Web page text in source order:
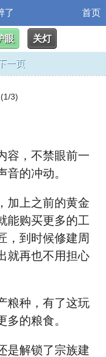
了 首页
眼 关灯
一页
3)
容，不禁眼前一
的冲动。
加上之前的黄金
能购买更多的工
，到时候修建周
就再也不用担心
粮种，有了这玩
的粮食。
是解锁了宗族建